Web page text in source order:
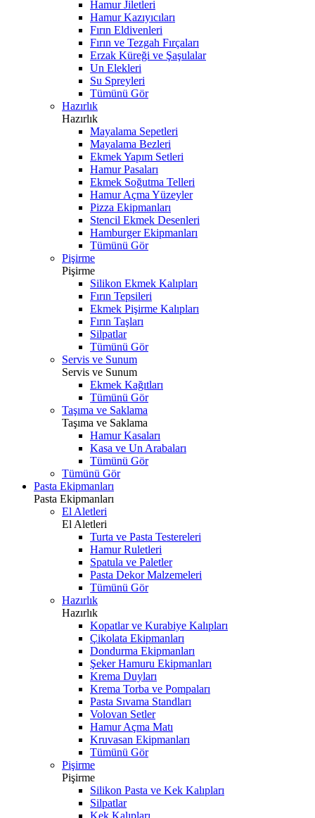
Hamur Jiletleri
Hamur Kazıyıcıları
Fırın Eldivenleri
Fırın ve Tezgah Fırçaları
Erzak Küreği ve Şaşulalar
Un Elekleri
Su Spreyleri
Tümünü Gör
Hazırlık
Hazırlık
Mayalama Sepetleri
Mayalama Bezleri
Ekmek Yapım Setleri
Hamur Pasaları
Ekmek Soğutma Telleri
Hamur Açma Yüzeyler
Pizza Ekipmanları
Stencil Ekmek Desenleri
Hamburger Ekipmanları
Tümünü Gör
Pişirme
Pişirme
Silikon Ekmek Kalıpları
Fırın Tepsileri
Ekmek Pişirme Kalıpları
Fırın Taşları
Silpatlar
Tümünü Gör
Servis ve Sunum
Servis ve Sunum
Ekmek Kağıtları
Tümünü Gör
Taşıma ve Saklama
Taşıma ve Saklama
Hamur Kasaları
Kasa ve Un Arabaları
Tümünü Gör
Tümünü Gör
Pasta Ekipmanları
Pasta Ekipmanları
El Aletleri
El Aletleri
Turta ve Pasta Testereleri
Hamur Ruletleri
Spatula ve Paletler
Pasta Dekor Malzemeleri
Tümünü Gör
Hazırlık
Hazırlık
Kopatlar ve Kurabiye Kalıpları
Çikolata Ekipmanları
Dondurma Ekipmanları
Şeker Hamuru Ekipmanları
Krema Duyları
Krema Torba ve Pompaları
Pasta Sıvama Standları
Volovan Setler
Hamur Açma Matı
Kruvasan Ekipmanları
Tümünü Gör
Pişirme
Pişirme
Silikon Pasta ve Kek Kalıpları
Silpatlar
Kek Kalıpları